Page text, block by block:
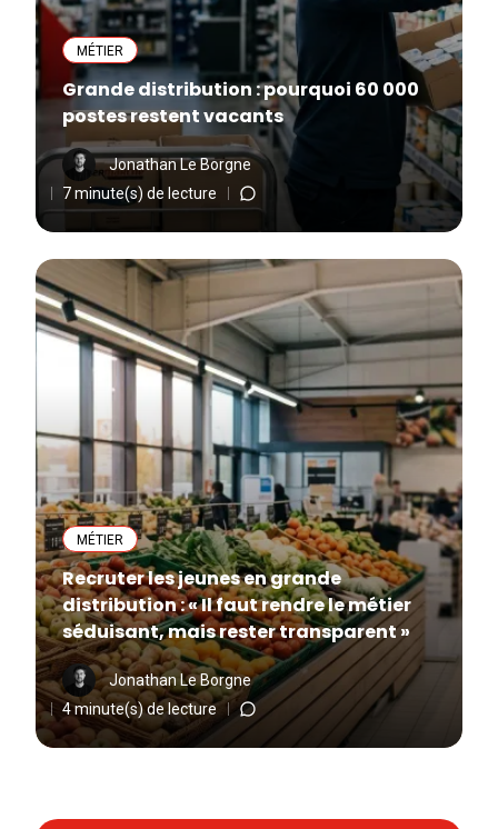
MÉTIER
Grande distribution : pourquoi 60 000
postes restent vacants
Jonathan Le Borgne
7 minute(s) de lecture
MÉTIER
Recruter les jeunes en grande
distribution : « Il faut rendre le métier
séduisant, mais rester transparent »
Jonathan Le Borgne
4 minute(s) de lecture